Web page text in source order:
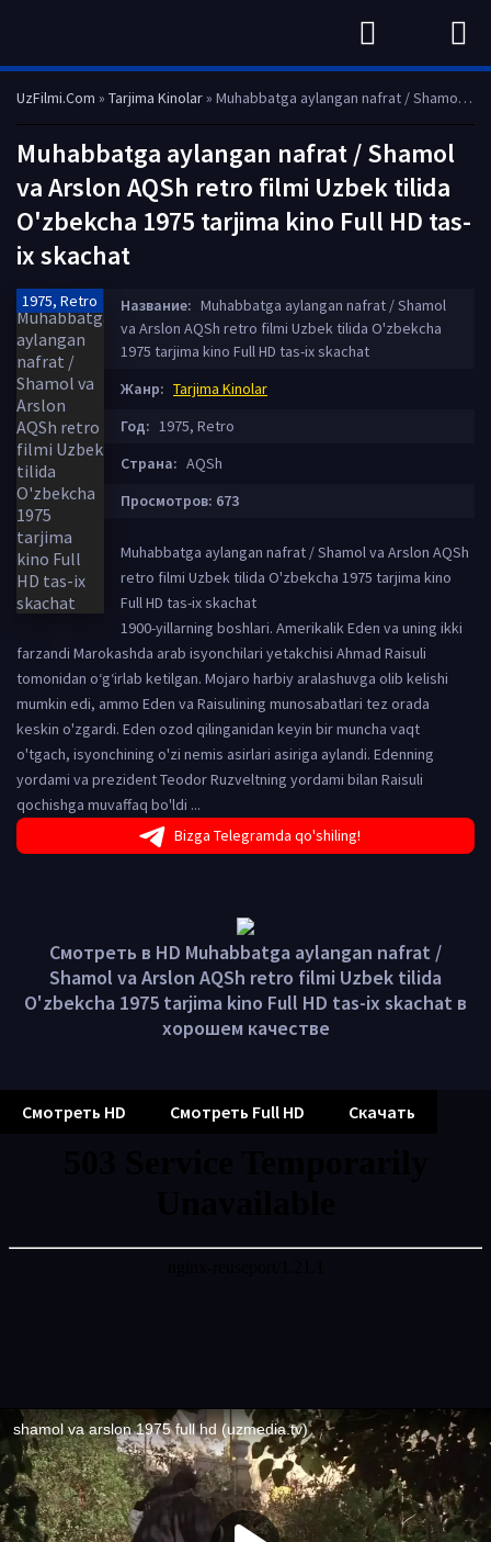
UzFilmi.Com » Tarjima Kinolar» Muhabbatga aylangan nafrat / Shamol va Arslon AQSh retro filmi Uzbek tilida O'zbekcha 1975 tarjima kino Full HD tas-ix skachat
Muhabbatga aylangan nafrat / Shamol
va Arslon AQSh retro filmi Uzbek tilida
O'zbekcha 1975 tarjima kino Full HD tas-
ix skachat
1975, Retro Название: Muhabbatga aylangan nafrat / Shamol
va Arslon AQSh retro filmi Uzbek tilida O'zbekcha
1975 tarjima kino Full HD tas-ix skachat
Жанр: Tarjima Kinolar
Год: 1975, Retro
Страна: AQSh
Просмотров: 673
Muhabbatga aylangan nafrat / Shamol va Arslon AQSh
retro filmi Uzbek tilida O'zbekcha 1975 tarjima kino
Full HD tas-ix skachat
1900-yillarning boshlari. Amerikalik Eden va uning ikki
farzandi Marokashda arab isyonchilari yetakchisi Ahmad Raisuli
tomonidan o‘g‘irlab ketilgan. Mojaro harbiy aralashuvga olib kelishi
mumkin edi, ammo Eden va Raisulining munosabatlari tez orada
keskin o'zgardi. Eden ozod qilinganidan keyin bir muncha vaqt
o'tgach, isyonchining o'zi nemis asirlari asiriga aylandi. Edenning
yordami va prezident Teodor Ruzveltning yordami bilan Raisuli
qochishga muvaffaq bo'ldi ...
Bizga Telegramda qo'shiling!
Смотреть в HD Muhabbatga aylangan nafrat /
Shamol va Arslon AQSh retro filmi Uzbek tilida
O'zbekcha 1975 tarjima kino Full HD tas-ix skachat в
хорошем качестве
Смотреть HD Смотреть Full HD Скачать